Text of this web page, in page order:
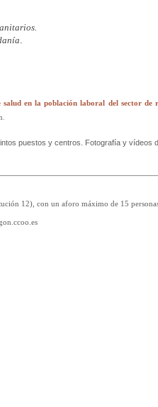
.
en la población laboral del sector de
puestos y centros. Fotografía y vídeos
12), con un aforo máximo de 15